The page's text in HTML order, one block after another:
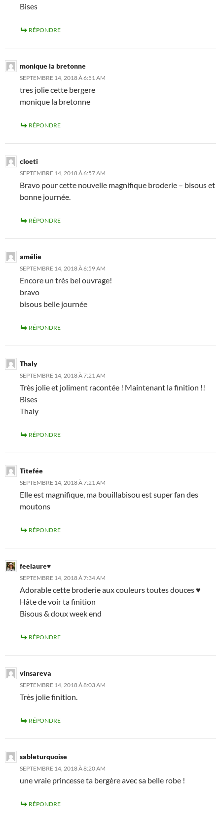
Bises
RÉPONDRE
monique la bretonne
SEPTEMBRE 14, 2018 À 6:51 AM
tres jolie cette bergere
monique la bretonne
RÉPONDRE
cloeti
SEPTEMBRE 14, 2018 À 6:57 AM
Bravo pour cette nouvelle magnifique broderie – bisous et
bonne journée.
RÉPONDRE
amélie
SEPTEMBRE 14, 2018 À 6:59 AM
Encore un très bel ouvrage!
bravo
bisous belle journée
RÉPONDRE
Thaly
SEPTEMBRE 14, 2018 À 7:21 AM
Très jolie et joliment racontée ! Maintenant la finition !!
Bises
Thaly
RÉPONDRE
Titefée
SEPTEMBRE 14, 2018 À 7:21 AM
Elle est magnifique, ma bouillabisou est super fan des
moutons
RÉPONDRE
feelaure♥
SEPTEMBRE 14, 2018 À 7:34 AM
Adorable cette broderie aux couleurs toutes douces ♥
Hâte de voir ta finition
Bisous & doux week end
RÉPONDRE
vinsareva
SEPTEMBRE 14, 2018 À 8:03 AM
Très jolie finition.
RÉPONDRE
sableturquoise
SEPTEMBRE 14, 2018 À 8:20 AM
une vraie princesse ta bergère avec sa belle robe !
RÉPONDRE